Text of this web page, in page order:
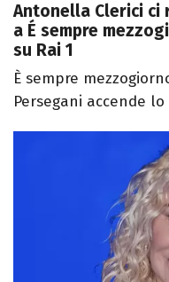
Antonella Clerici ci
a É sempre
su Rai 1
È sempre
Persegani accende